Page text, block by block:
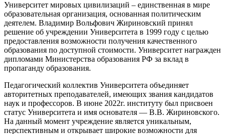
Университет мировых цивилизаций – единственная в мире
образовательная организация, основанная политическим
деятелем. Владимир Вольфович Жириновский принял
решение об учреждении Университета в 1999 году с целью
предоставления возможности получения качественного
образования по доступной стоимости. Университет награжден
дипломами Министерства образования РФ за вклад в
пропаганду образования.
Педагогический коллектив Университета объединяет
авторитетных преподавателей, имеющих звания кандидатов
наук и профессоров. В июне 2022г. институту был присвоен
статус Университета и имя основателя — В.В. Жириновского.
На данный момент учреждение является уникальным,
перспективным и открывает широкие возможности для